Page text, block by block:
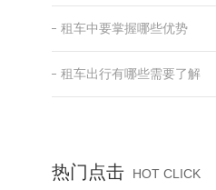
租车中要掌握哪些优势
租车出行有哪些需要了解
热门点击 HOT CLICK